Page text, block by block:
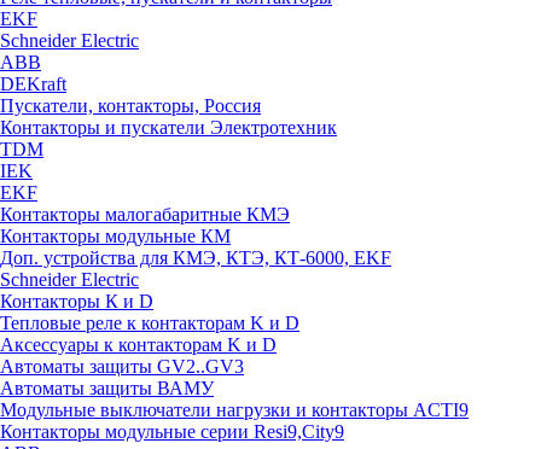
EKF
Schneider Electric
ABB
DEKraft
Пускатели, контакторы, Россия
Контакторы и пускатели Электротехник
TDM
IEK
EKF
Контакторы малогабаритные КМЭ
Контакторы модульные КМ
Доп. устройства для КМЭ, КТЭ, КТ-6000, EKF
Schneider Electric
Контакторы К и D
Тепловые реле к контакторам K и D
Аксессуары к контакторам K и D
Автоматы защиты GV2..GV3
Автоматы защиты ВАМУ
Модульные выключатели нагрузки и контакторы ACTI9
Контакторы модульные серии Resi9,City9